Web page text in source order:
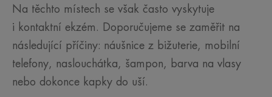
Na těchto místech se však často vyskytuje
i kontaktní ekzém. Doporučujeme se zaměřit na
následující příčiny: náušnice z bižuterie, mobilní
telefony, naslouchátka, šampon, barva na vlasy
nebo dokonce kapky do uší.